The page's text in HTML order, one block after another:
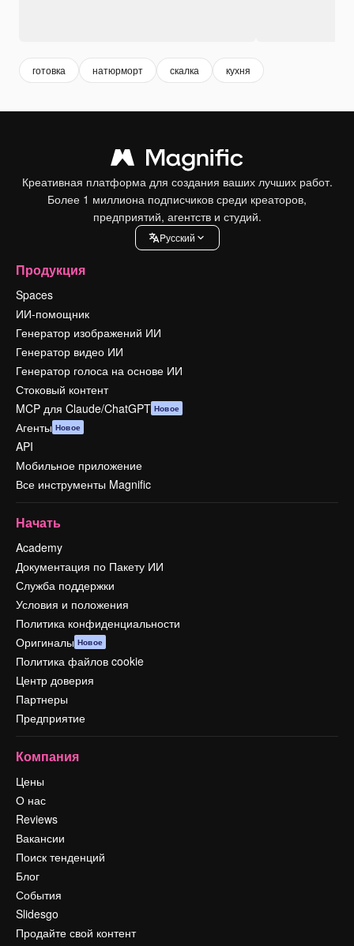
готовка натюрморт скалка кухня
Креативная платформа для создания ваших лучших работ.
Более 1 миллиона подписчиков среди креаторов,
предприятий, агентств и студий.
Pусский
Продукция
Spaces
ИИ-помощник
Генератор изображений ИИ
Генератор видео ИИ
Генератор голоса на основе ИИ
Стоковый контент
MCP для Claude/ChatGPT Новое
Агенты Новое
API
Мобильное приложение
Все инструменты Magnific
Начать
Academy
Документация по Пакету ИИ
Служба поддержки
Условия и положения
Политика конфиденциальности
Оригиналы Новое
Политика файлов cookie
Центр доверия
Партнеры
Предприятие
Компания
Цены
О нас
Reviews
Вакансии
Поиск тенденций
Блог
События
Slidesgo
Продайте свой контент